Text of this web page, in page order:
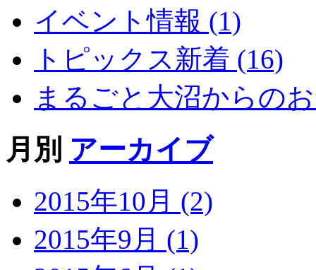
イベント情報 (1)
トピックス新着 (16)
まるごと大沼からの
月別 アーカイブ
2015年10月 (2)
2015年9月 (1)